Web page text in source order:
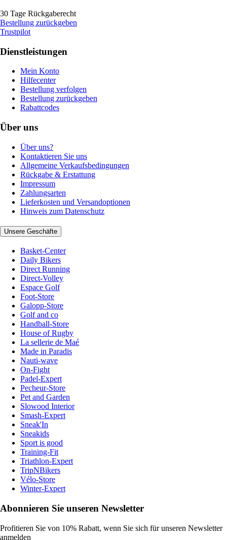
30 Tage Rückgaberecht
Bestellung zurückgeben
Trustpilot
Dienstleistungen
Mein Konto
Hilfecenter
Bestellung verfolgen
Bestellung zurückgeben
Rabattcodes
Über uns
Über uns?
Kontaktieren Sie uns
Allgemeine Verkaufsbedingungen
Rückgabe & Erstattung
Impressum
Zahlungsarten
Lieferkosten und Versandoptionen
Hinweis zum Datenschutz
Unsere Geschäfte
Basket-Center
Daily Bikers
Direct Running
Direct-Volley
Espace Golf
Foot-Store
Galopp-Store
Golf and co
Handball-Store
House of Rugby
La sellerie de Maé
Made in Paradis
Nauti-wave
On-Fight
Padel-Expert
Pecheur-Store
Pet and Garden
Slowood Interior
Smash-Expert
Sneak'In
Sneakids
Sport is good
Training-Fit
Triathlon-Expert
TripNBikers
Vélo-Store
Winter-Expert
Abonnieren Sie unseren Newsletter
Profitieren Sie von 10% Rabatt, wenn Sie sich für unseren Newsletter
anmelden